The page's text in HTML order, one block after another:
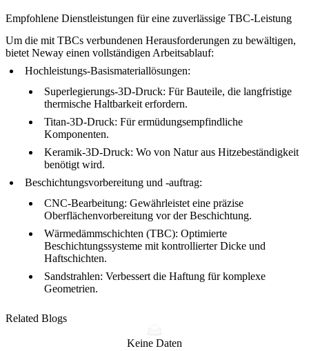
Empfohlene Dienstleistungen für eine zuverlässige TBC-Leistung
Um die mit TBCs verbundenen Herausforderungen zu bewältigen,
bietet Neway einen vollständigen Arbeitsablauf:
Hochleistungs-Basismateriallösungen:
Superlegierungs-3D-Druck: Für Bauteile, die langfristige
thermische Haltbarkeit erfordern.
Titan-3D-Druck: Für ermüdungsempfindliche
Komponenten.
Keramik-3D-Druck: Wo von Natur aus Hitzebeständigkeit
benötigt wird.
Beschichtungsvorbereitung und -auftrag:
CNC-Bearbeitung: Gewährleistet eine präzise
Oberflächenvorbereitung vor der Beschichtung.
Wärmedämmschichten (TBC): Optimierte
Beschichtungssysteme mit kontrollierter Dicke und
Haftschichten.
Sandstrahlen: Verbessert die Haftung für komplexe
Geometrien.
Related Blogs
Keine Daten